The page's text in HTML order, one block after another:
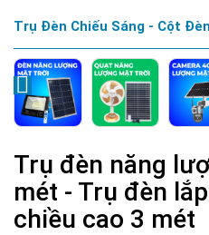
Trụ Đèn Chiếu Sáng - Cột
Trụ đèn năng
mét - Trụ đèn
chiều cao 3 mét